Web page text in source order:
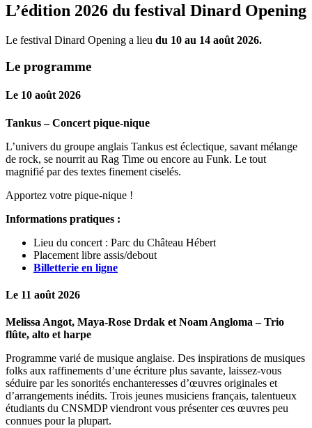
L’édition 2026 du festival Dinard Opening
Le festival Dinard Opening a lieu du 10 au 14 août 2026.
Le programme
Le 10 août 2026
Tankus – Concert pique-nique
L’univers du groupe anglais Tankus est éclectique, savant mélange
de rock, se nourrit au Rag Time ou encore au Funk. Le tout
magnifié par des textes finement ciselés.
Apportez votre pique-nique !
Informations pratiques :
Lieu du concert : Parc du Château Hébert
Placement libre assis/debout
Billetterie en ligne
Le 11 août 2026
Melissa Angot, Maya-Rose Drdak et Noam Angloma – Trio
flûte, alto et harpe
Programme varié de musique anglaise. Des inspirations de musiques
folks aux raffinements d’une écriture plus savante, laissez-vous
séduire par les sonorités enchanteresses d’œuvres originales et
d’arrangements inédits. Trois jeunes musiciens français, talentueux
étudiants du CNSMDP viendront vous présenter ces œuvres peu
connues pour la plupart.